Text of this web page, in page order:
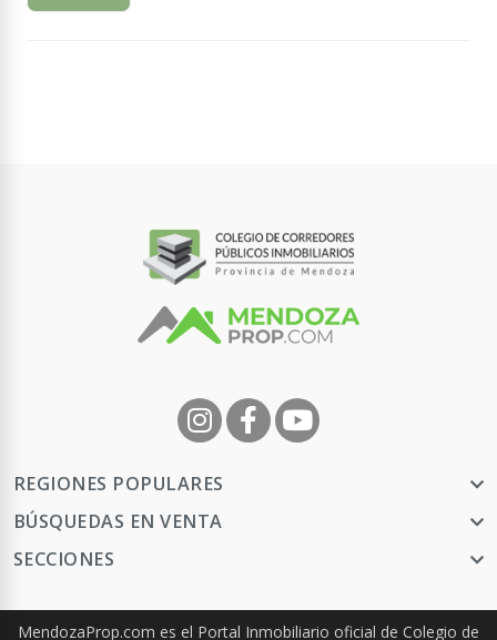
REGIONES POPULARES
BÚSQUEDAS EN VENTA
SECCIONES
MendozaProp.com es el Portal Inmobiliario oficial de Colegio de